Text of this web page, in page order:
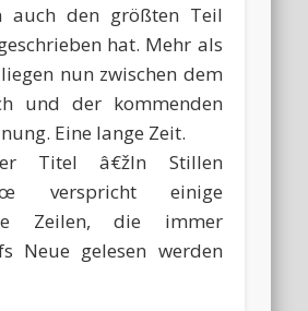
auch den größten Teil
hat. Mehr als
nun zwischen dem
und der kommenden
Eine lange Zeit.
Titel â€žIn Stillen
verspricht einige
Zeilen, die immer
Neue gelesen werden